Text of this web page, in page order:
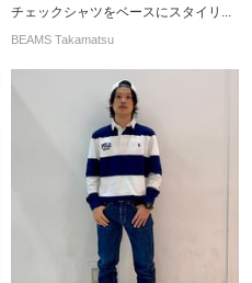
チェックシャツをベースにスタイリ...
BEAMS Takamatsu